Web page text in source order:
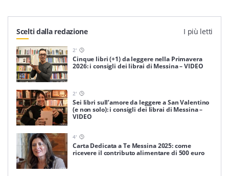
Scelti dalla redazione I più letti
2'
Cinque libri (+1) da leggere nella Primavera
2026: i consigli dei librai di Messina – VIDEO
2'
Sei libri sull’amore da leggere a San Valentino
(e non solo): i consigli dei librai di Messina –
VIDEO
4'
Carta Dedicata a Te Messina 2025: come
ricevere il contributo alimentare di 500 euro